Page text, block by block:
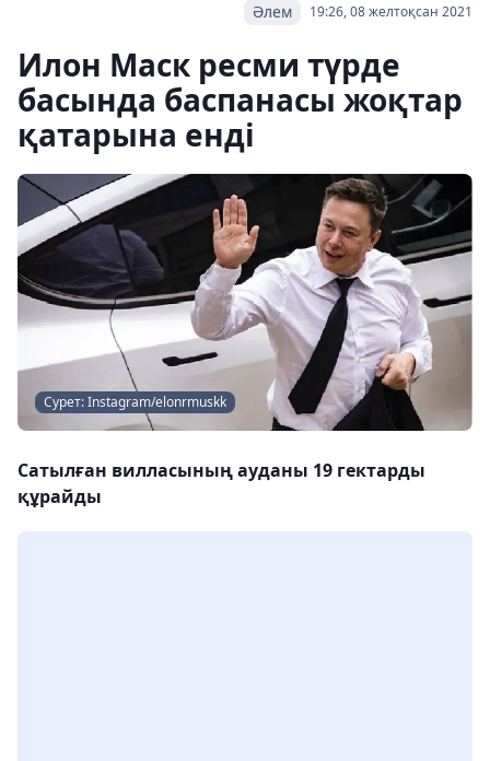
19:26, 08 желтоқсан 2021
Әлем
Илон Маск ресми түрде
басында баспанасы жоқтар
қатарына енді
Сурет: Instagram/elonrmuskk
Сатылған вилласының ауданы 19 гектарды
құрайды